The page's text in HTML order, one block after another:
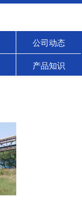
公司动态
产品知识